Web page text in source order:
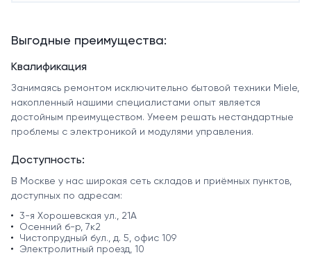
Выгодные преимущества:
Квалификация
Занимаясь ремонтом исключительно бытовой техники Miele,
накопленный нашими специалистами опыт является
достойным преимуществом. Умеем решать нестандартные
проблемы с электроникой и модулями управления.
Доступность:
В Москве у нас широкая сеть складов и приёмных пунктов,
доступных по адресам:
3-я Хорошевская ул., 21А
Осенний б-р, 7к2
Чистопрудный бул., д. 5, офис 109
Электролитный проезд, 10